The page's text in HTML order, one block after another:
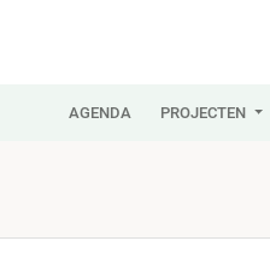
AGENDA PROJECTEN